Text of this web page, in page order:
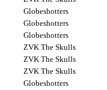
Globeshotters
Globeshotters
Globeshotters
ZVK The Skulls
ZVK The Skulls
ZVK The Skulls
Globeshotters